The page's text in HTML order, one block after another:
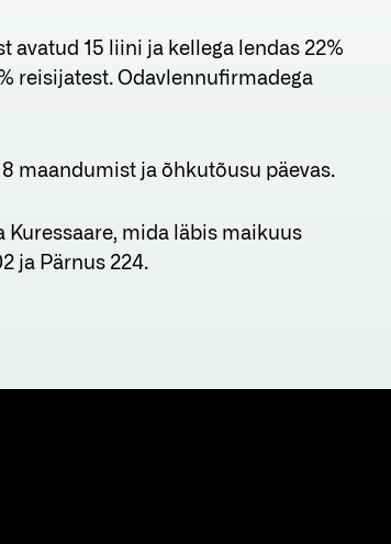
avatud 15 liini ja kellega lendas 22%
reisijatest. Odavlennufirmadega
maandumist ja õhkutõusu päevas.
mida läbis maikuus
ja Pärnus 224.